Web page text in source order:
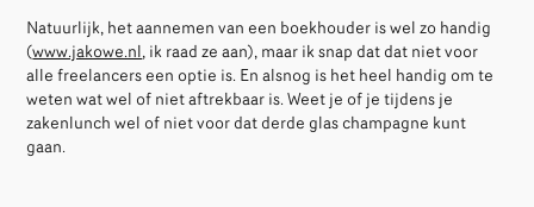
Natuurlijk, het aannemen van een boekhouder is wel zo handig
(www.jakowe.nl, ik raad ze aan), maar ik snap dat dat niet voor
alle freelancers een optie is. En alsnog is het heel handig om te
weten wat wel of niet aftrekbaar is. Weet je of je tijdens je
zakenlunch wel of niet voor dat derde glas champagne kunt
gaan.